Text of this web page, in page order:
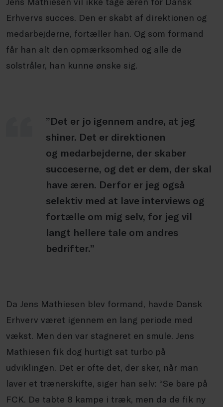
Erhvervs succes. Den er skabt af direktionen og
medarbejderne, fortæller han. Og som formand
får han alt den opmærksomhed og alle de
solstråler, han kunne ønske sig.
”Det er jo igennem andre, at jeg
shiner. Det er direktionen
og medarbejderne, der skaber
succeserne, og det er dem, der skal
have æren. Derfor er jeg også
selektiv med at lave interviews og
fortælle om mig selv, for jeg vil
langt hellere tale om andres
bedrifter.”
Da Jens Mathiesen blev formand, havde Dansk
Erhverv været igennem en lang periode med
vækst. Men den var stagneret en smule. Jens
Mathiesen fik dog hurtigt sat turbo på
udviklingen. Det er ofte det, der sker, når man
laver et trænerskifte, siger han selv: “Se bare på
FCK. De tabte 8 kampe i træk, men da de fik ny